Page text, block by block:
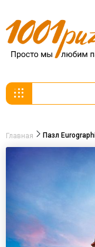
Главная Пазл